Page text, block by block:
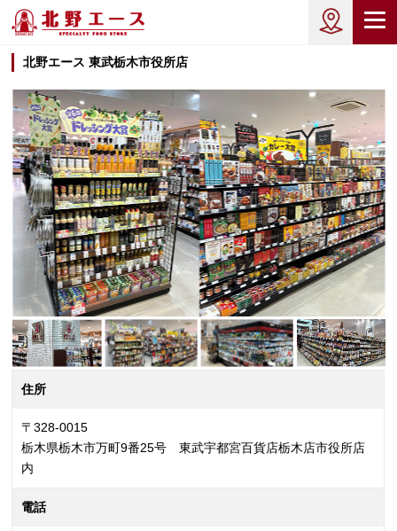
北野エース 東武栃木市役所店
住所
〒328-0015
栃木県栃木市万町9番25号 東武宇都宮百貨店栃木店市役所店
内
電話